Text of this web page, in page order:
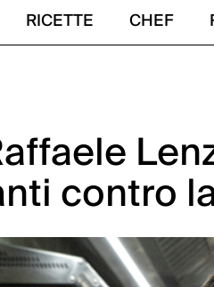
RICETTE CHEF
contro